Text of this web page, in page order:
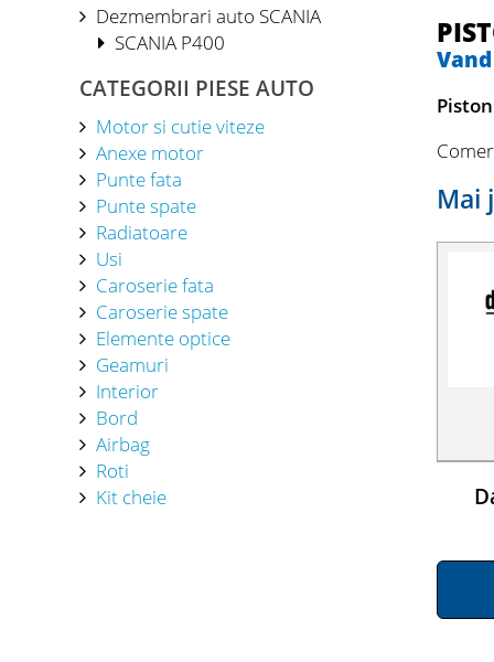
Piston
Mai
Dezmembrari auto SCANIA
SCANIA P400
CATEGORII PIESE AUTO
Motor si cutie viteze
Anexe motor
Punte fata
Punte spate
Radiatoare
Usi
Caroserie fata
Caroserie spate
Elemente optice
Geamuri
Interior
Bord
Airbag
Roti
Kit cheie